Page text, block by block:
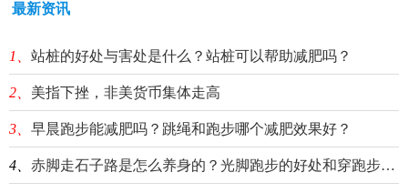
最新资讯
1、 站桩的好处与害处是什么？站桩可以帮助减肥吗？
2、 美指下挫，非美货币集体走高
3、 早晨跑步能减肥吗？跳绳和跑步哪个减肥效果好？
4、 赤脚走石子路是怎么养身的？光脚跑步的好处和穿跑步鞋的区别介绍